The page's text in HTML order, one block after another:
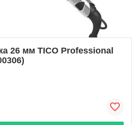
26 мм TICO Professional